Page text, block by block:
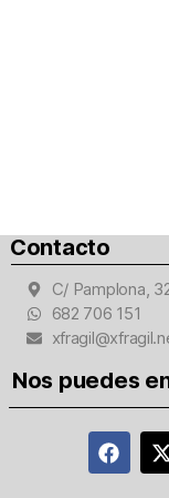
Contacto
C/ Pamplona,
682 706 151
Nos puedes